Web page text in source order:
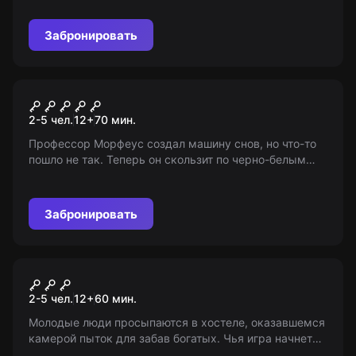
сопровождении взрослых).
Забронировать
Сновидение
2-5 чел.12+70 мин.
Профессор Морфеус создал машину снов, но что-то
пошло не так. Теперь он скользит по черно-белым
Забронировать
За стеклом
2-5 чел.12+60 мин.
Молодые люди просыпаются в хостеле, оказавшемся
камерой пыток для забав богатых. Чья игра начнется